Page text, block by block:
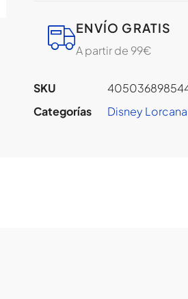
ENVÍO GRATIS
A partir de 99€
SKU
Categorías
Disney Lorcana